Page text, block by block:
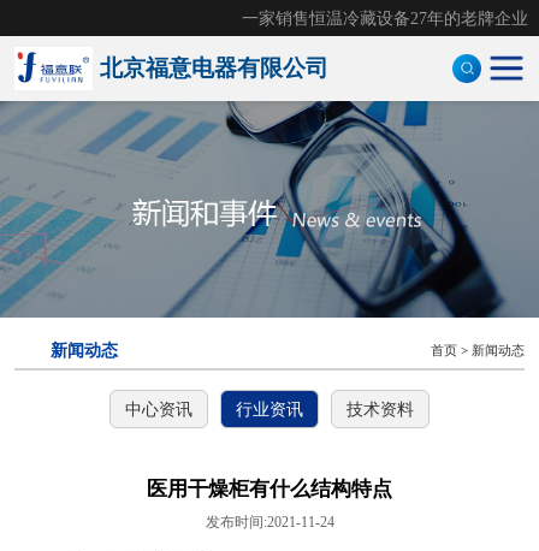
一家销售恒温冷藏设备27年的老牌企业
北京福意电器有限公司
新闻动态 首页 > 新闻动态
中心资讯 行业资讯 技术资料
医用干燥柜有什么结构特点
发布时间:2021-11-24
手术室恒温箱
医用液体加温柜
医用加温箱
医用冷藏柜
样本灭活仪
灭活恒温箱